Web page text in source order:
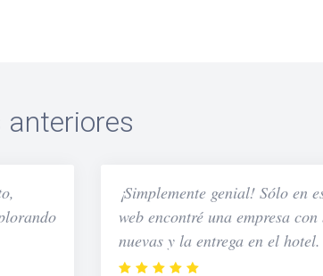
¡Simplemente genial! Sólo en
web encontré una empresa
nuevas y la entrega en el hotel.